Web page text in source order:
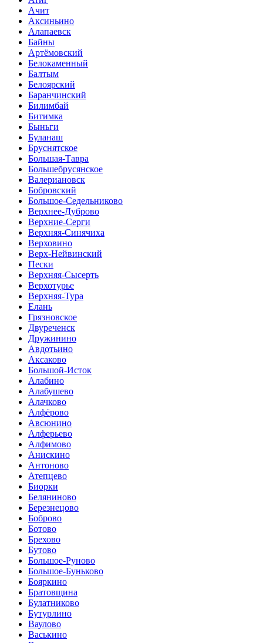
Ачит
Аксиньино
Алапаевск
Байны
Артёмовский
Белокаменный
Балтым
Белоярский
Баранчинский
Билимбай
Битимка
Быньги
Буланаш
Бруснятское
Большая-Тавра
Большебрусянское
Валериановск
Бобровский
Большое-Седельниково
Верхнее-Дуброво
Верхние-Серги
Верхняя-Синячиха
Верховино
Верх-Нейвинский
Пески
Верхняя-Сысерть
Верхотурье
Верхняя-Тура
Елань
Грязновское
Двуреченск
Дружинино
Авдотьино
Аксаково
Большой-Исток
Алабино
Алабушево
Алачково
Алфёрово
Авсюнино
Алферьево
Алфимово
Анискино
Антоново
Атепцево
Биорки
Беляниново
Березнецово
Боброво
Ботово
Брехово
Бутово
Большое-Руново
Большое-Буньково
Бояркино
Братовщина
Булатниково
Бутурлино
Ваулово
Васькино